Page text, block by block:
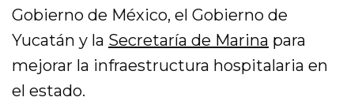
Gobierno de México, el Gobierno de
Yucatán y la Secretaría de Marina para
mejorar la infraestructura hospitalaria en
el estado.